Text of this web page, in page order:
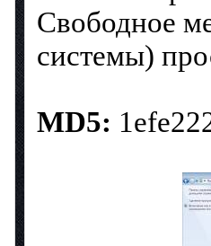
Свободное
системы)
MD5: